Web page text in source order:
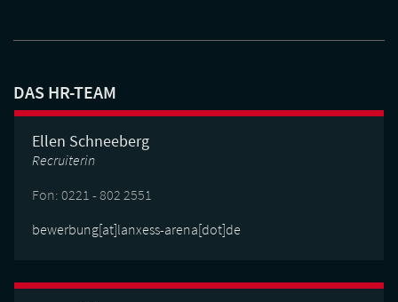
DAS HR-TEAM
Ellen Schneeberg
Recruiterin
Fon: 0221 - 802 2551
bewerbung[at]lanxess-arena[dot]de